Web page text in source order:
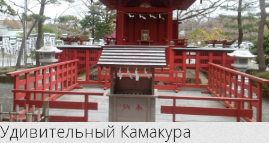
Удивительный Камакура